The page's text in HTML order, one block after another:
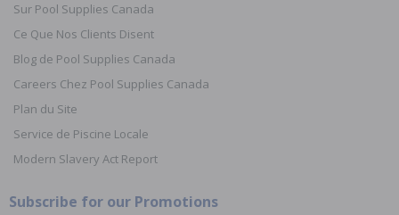
Sur Pool Supplies Canada
Ce Que Nos Clients Disent
Blog de Pool Supplies Canada
Careers Chez Pool Supplies Canada
Plan du Site
Service de Piscine Locale
Modern Slavery Act Report
Subscribe for our Promotions